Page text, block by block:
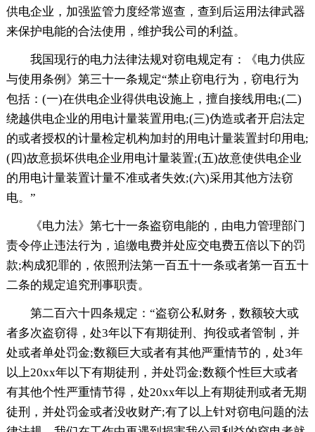
供电企业，加强监管力度经常巡查，查到后运用法律武器
来保护电能的合法使用，维护我公司的利益。
我国现行的电力法律法规对窃电规定有：《电力供应
与使用条例》第三十一条规定“禁止窃电行为，窃电行为
包括：(一)在供电企业得供电设施上，擅自接线用电;(二)
绕越供电企业的用电计量装置用电;(三)伪造或者开启法定
的或者授权的计量检定机构加封的用电计量装置封印用电;
(四)故意损坏供电企业用电计量装置;(五)故意使供电企业
的用电计量装置计量不准或者失效;(六)采用其他方法窃
电。”
《电力法》第七十一条盗窃电能的，由电力管理部门
责令停止违法行为，追缴电费并处应交电费五倍以下的罚
款;构成犯罪的，依照刑法第一百五十一条或者第一百五十
二条的规定追究刑事职责。
第二百六十四条规定：“盗窃公私财务，数额较大或
者多次盗窃得，处3年以下有期徒刑、拘役或者管制，并
处或者单处罚金;数额巨大或者有其他严重情节的，处3年
以上20xx年以下有期徒刑，并处罚金;数额个性巨大或者
有其他个性严重情节得，处20xx年以上有期徒刑或者无期
徒刑，并处罚金或者没收财产;有了以上针对窃电问题的法